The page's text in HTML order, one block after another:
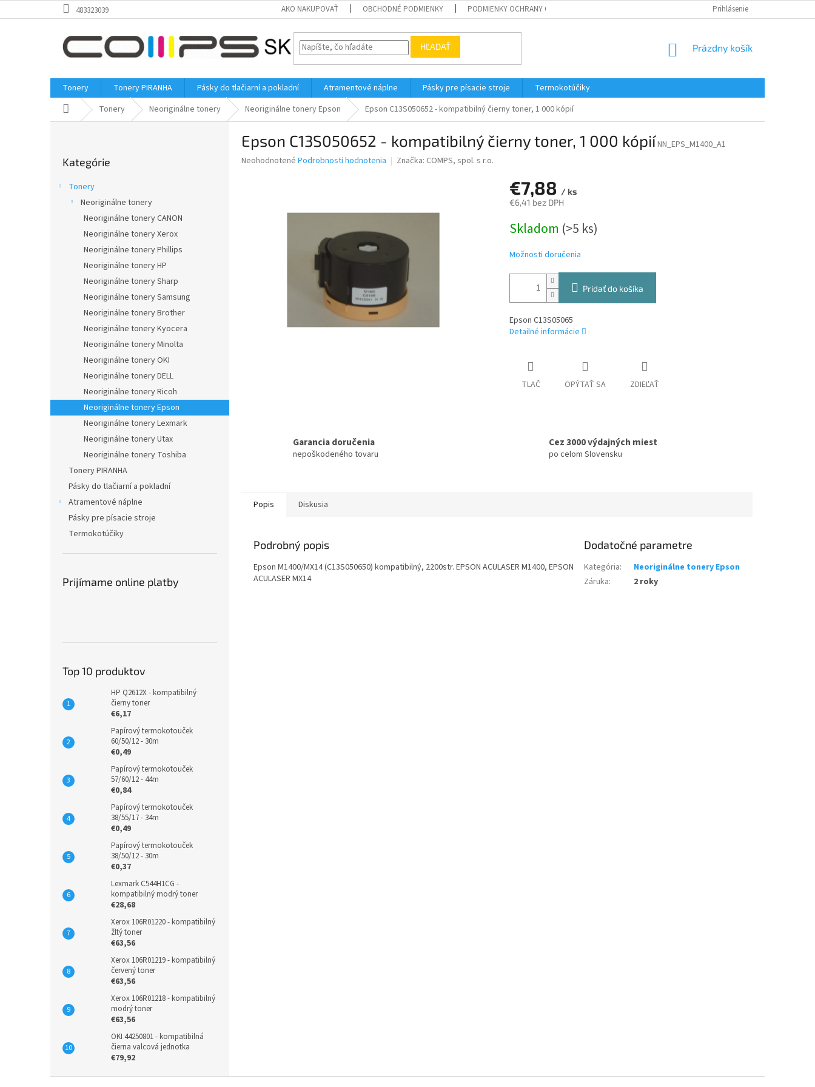
na
483323039 AKO NAKUPOVAŤ OBCHODNÉ PODMIENKY PODMIENKY OCHRANY OSOBNÝCH ÚDAJOV KONTAKTY
Prihlásenie
HĽADAŤ
NÁKUPNÝ
Prázdny košík
Tonery Tonery PIRANHA Pásky do tlačiarní a pokladní Atramentové náplne Pásky pre písacie stroje
Termokotúčiky
Domov Tonery Neoriginálne tonery Neoriginálne tonery Epson Epson C13S050652 - kompatibilný čierny toner, 1 000 kópií
kategórie
Kategórie
Tonery
Neoriginálne tonery
Neoriginálne tonery CANON
Neoriginálne tonery Xerox
Neoriginálne tonery Phillips
Neoriginálne tonery HP
Neoriginálne tonery Sharp
Neoriginálne tonery Samsung
Neoriginálne tonery Brother
Neoriginálne tonery Kyocera
Neoriginálne tonery Minolta
Neoriginálne tonery OKI
Neoriginálne tonery DELL
Neoriginálne tonery Ricoh
Neoriginálne tonery Epson
Neoriginálne tonery Lexmark
Neoriginálne tonery Utax
Neoriginálne tonery Toshiba
Tonery PIRANHA
Pásky do tlačiarní a pokladní
Atramentové náplne
Pásky pre písacie stroje
Termokotúčiky
Prijímame online platby
Top 10 produktov
HP Q2612X - kompatibilný
čierny toner
€6,17
Papírový termokotouček
60/50/12 - 30m
€0,49
Papírový termokotouček
57/60/12 - 44m
€0,84
Papírový termokotouček
38/55/17 - 34m
€0,49
Papírový termokotouček
38/50/12 - 30m
€0,37
Lexmark C544H1CG -
kompatibilný modrý toner
€28,68
Xerox 106R01220 - kompatibilný
žltý toner
€63,56
Xerox 106R01219 - kompatibilný
červený toner
€63,56
Xerox 106R01218 - kompatibilný
modrý toner
€63,56
OKI 44250801 - kompatibilná
čierna valcová jednotka
€79,92
Epson C13S050652 - kompatibilný čierny toner, 1 000 kópiíNN_EPS_M1400_A1
Priemerné
Neohodnotené Podrobnosti hodnotenia Značka: COMPS, spol. s r.o.
€7,88 / ks
€6,41 bez DPH
cena:
Skladom (>5 ks)
Možnosti doručenia
Pridať do košíka
Epson C13S05065
Detailné informácie
TLAČ OPÝTAŤ SA ZDIEĽAŤ
Garancia doručenia
nepoškodeného tovaru
Cez 3000 výdajných miest
po celom Slovensku
Popis Diskusia
Podrobný popis
Epson M1400/MX14 (C13S050650) kompatibilný, 2200str. EPSON ACULASER M1400, EPSON
ACULASER MX14
Dodatočné parametre
Kategória:
Neoriginálne tonery Epson
Záruka: 2 roky